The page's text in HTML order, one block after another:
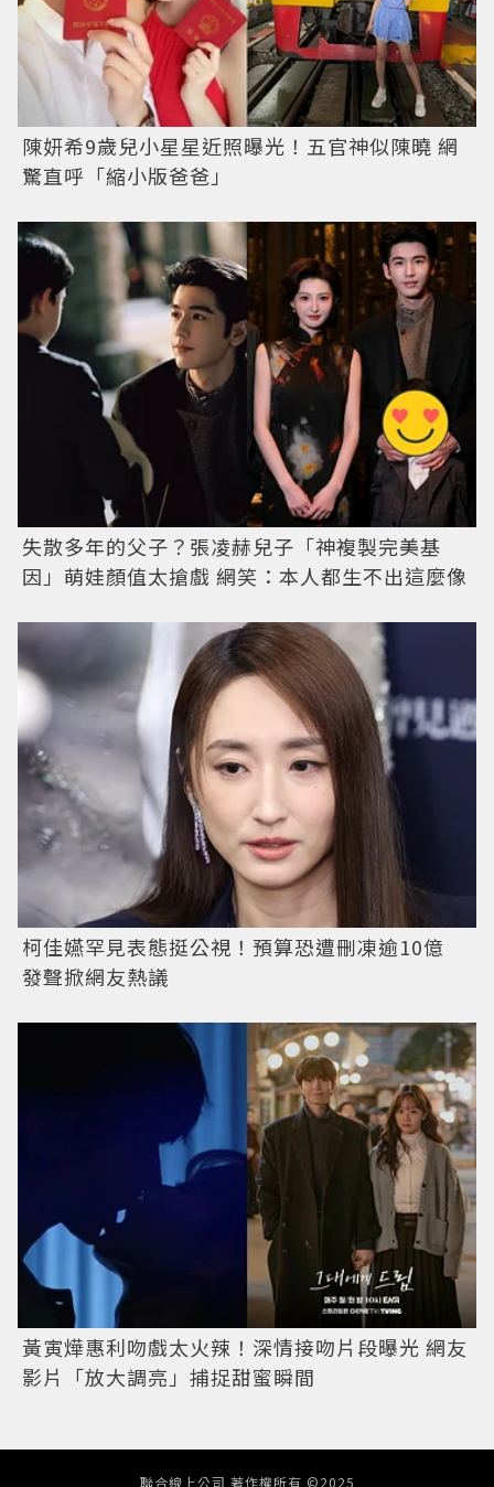
陳妍希9歲兒小星星近照曝光！五官神似陳曉 網
驚直呼「縮小版爸爸」
失散多年的父子？張凌赫兒子「神複製完美基
因」萌娃顏值太搶戲 網笑：本人都生不出這麼像
柯佳嬿罕見表態挺公視！預算恐遭刪凍逾10億
發聲掀網友熱議
黃寅燁惠利吻戲太火辣！深情接吻片段曝光 網友
影片「放大調亮」捕捉甜蜜瞬間
聯合線上公司 著作權所有 ©2025